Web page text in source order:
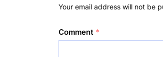
Your email address will not be
Comment *